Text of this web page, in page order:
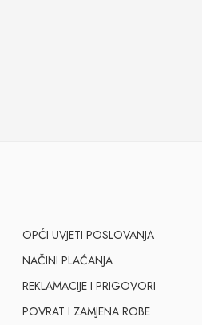
OPĆI UVJETI POSLOVANJA
NAČINI PLAĆANJA
REKLAMACIJE I PRIGOVORI
POVRAT I ZAMJENA ROBE